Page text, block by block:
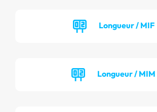
Longueur / MIF
Longueur / MIM